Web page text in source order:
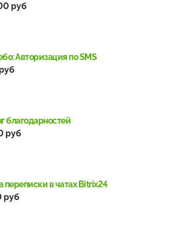
руб
Авторизация по SMS
благодарностей
руб
переписки в чатах Bitrix24
руб